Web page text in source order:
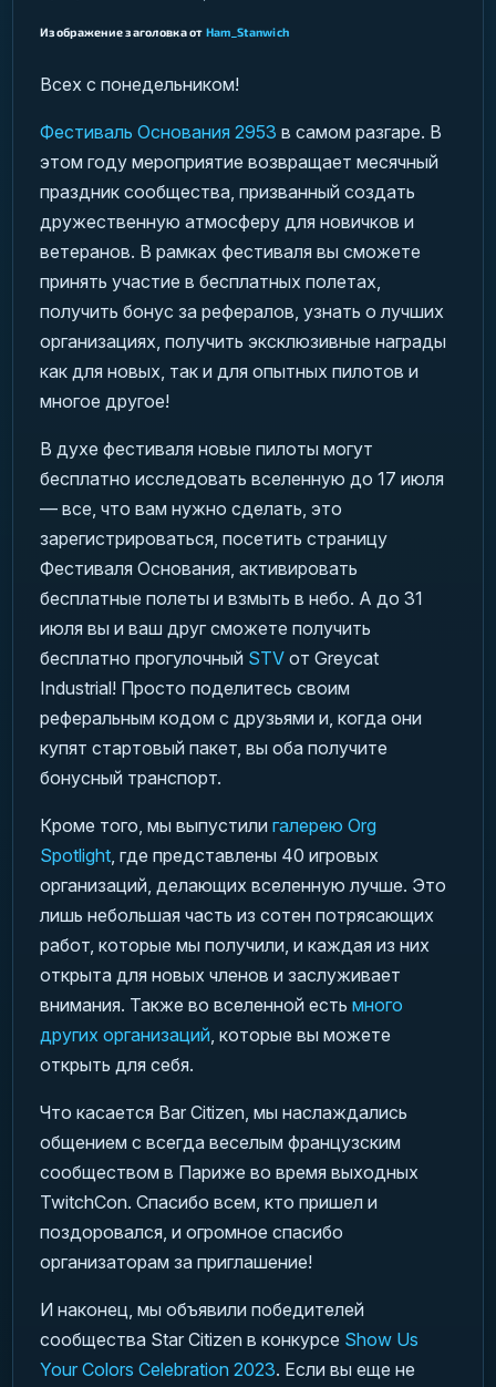
Изображение заголовка от Ham_Stanwich
Всех с понедельником!
Фестиваль Основания 2953 в самом разгаре. В
этом году мероприятие возвращает месячный
праздник сообщества, призванный создать
дружественную атмосферу для новичков и
ветеранов. В рамках фестиваля вы сможете
принять участие в бесплатных полетах,
получить бонус за рефералов, узнать о лучших
организациях, получить эксклюзивные награды
как для новых, так и для опытных пилотов и
многое другое!
В духе фестиваля новые пилоты могут
бесплатно исследовать вселенную до 17 июля
— все, что вам нужно сделать, это
зарегистрироваться, посетить страницу
Фестиваля Основания, активировать
бесплатные полеты и взмыть в небо. А до 31
июля вы и ваш друг сможете получить
бесплатно прогулочный STV от Greycat
Industrial! Просто поделитесь своим
реферальным кодом с друзьями и, когда они
купят стартовый пакет, вы оба получите
бонусный транспорт.
Кроме того, мы выпустилигалерею Org
Spotlight, где представлены 40 игровых
организаций, делающих вселенную лучше. Это
лишь небольшая часть из сотен потрясающих
работ, которые мы получили, и каждая из них
открыта для новых членов и заслуживает
внимания. Также во вселенной естьмного
других организаций, которые вы можете
открыть для себя.
Что касается Bar Citizen, мы наслаждались
общением с всегда веселым французским
сообществом в Париже во время выходных
TwitchCon. Спасибо всем, кто пришел и
поздоровался, и огромное спасибо
организаторам за приглашение!
И наконец, мы объявили победителей
сообщества Star Citizen в конкурсе Show Us
Your Colors Celebration 2023. Если вы еще не